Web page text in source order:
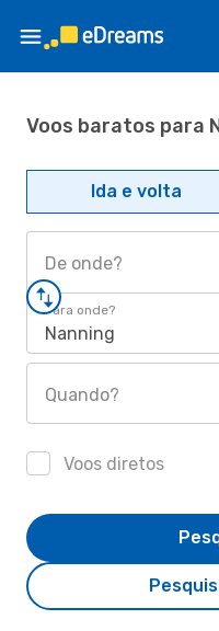
Voos baratos para
Ida e volta
De onde?
Para onde?
Nanning
Quando?
Voos diretos